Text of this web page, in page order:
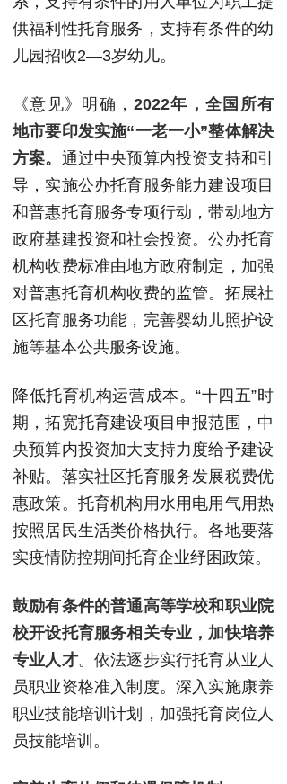
供福利性托育服务，支持有条件的幼
儿园招收2—3岁幼儿。
《意见》明确，2022年，全国所有
地市要印发实施“一老一小”整体解决
方案。 通过中央预算内投资支持和引
导，实施公办托育服务能力建设项目
和普惠托育服务专项行动，带动地方
政府基建投资和社会投资。公办托育
机构收费标准由地方政府制定，加强
对普惠托育机构收费的监管。拓展社
区托育服务功能，完善婴幼儿照护设
施等基本公共服务设施。
降低托育机构运营成本。“十四五”时
期，拓宽托育建设项目申报范围，中
央预算内投资加大支持力度给予建设
补贴。落实社区托育服务发展税费优
惠政策。托育机构用水用电用气用热
按照居民生活类价格执行。各地要落
实疫情防控期间托育企业纾困政策。
鼓励有条件的普通高等学校和职业院
校开设托育服务相关专业，加快培养
专业人才。依法逐步实行托育从业人
员职业资格准入制度。深入实施康养
职业技能培训计划，加强托育岗位人
员技能培训。